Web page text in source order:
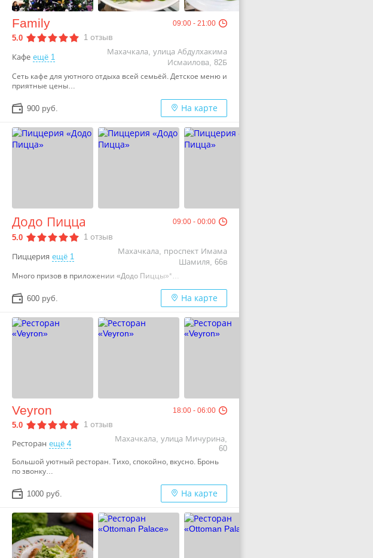
Family 09:00 - 21:00
5.0 1 отзыв
Кафе ещё 1
Махачкала, улица Абдулхакима
Исмаилова, 82Б
Сеть кафе для уютного отдыха всей семьёй. Детское меню и
приятные цены…
900 руб. На карте
Додо Пицца 09:00 - 00:00
5.0 1 отзыв
Пиццерия ещё 1
Махачкала, проспект Имама
Шамиля, 66в
Много призов в приложении «Додо Пиццы»*…
600 руб. На карте
Veyron 18:00 - 06:00
5.0 1 отзыв
Ресторан ещё 4
Махачкала, улица Мичурина,
60
Большой уютный ресторан. Тихо, спокойно, вкусно. Бронь
по звонку…
1000 руб. На карте